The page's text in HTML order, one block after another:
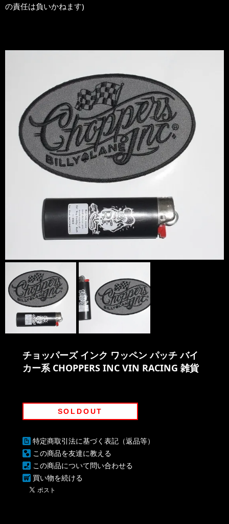
の責任は負いかねます)
チョッパーズ インク ワッペン パッチ バイ
カー系 CHOPPERS INC VIN RACING 雑貨
SOLDOUT
特定商取引法に基づく表記（返品等）
この商品を友達に教える
この商品について問い合わせる
買い物を続ける